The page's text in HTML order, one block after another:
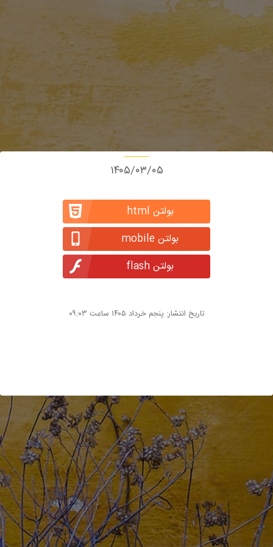
۱۴۰۵/۰۳/۰۵
بولتن html
بولتن mobile
بولتن flash
تاریخ انتشار: پنجم خرداد ۱۴۰۵ ساعت ۰۹:۰۳